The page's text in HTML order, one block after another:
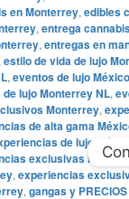
en Monterrey, edibles
, entrega
, entregas en
estilo de vida de lujo
, eventos de lujo México
lujo Monterrey NL,
Monterrey,
de alta gama
de lujo México
exclusivas México ,
, experiencias
, gangas y PRECIOS